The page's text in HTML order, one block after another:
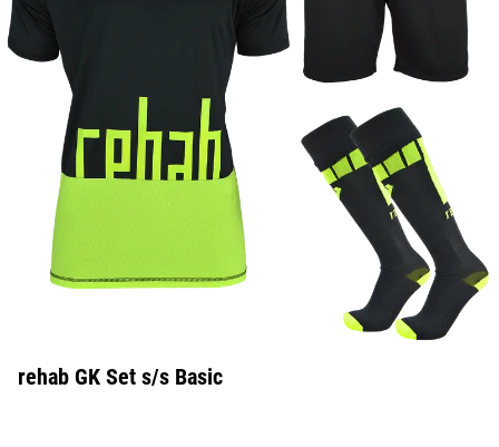
rehab GK Set s/s Basic